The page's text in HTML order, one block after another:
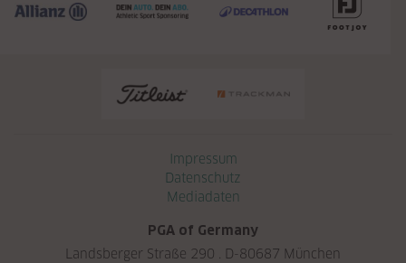
Impressum
Datenschutz
Mediadaten
PGA of Germany
Landsberger Straße 290 . D-80687 München